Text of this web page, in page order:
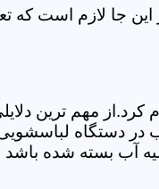
جا لازم است که
مهم ترین
در دستگاه
آب بسته شده